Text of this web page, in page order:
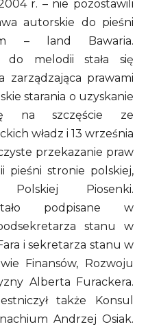
r. – nie pozostawili
autorskie do pieśni
– land Bawaria.
do melodii stała się
zarządzająca prawami
starania o uzyskanie
na szczęście ze
władz i 13 września
przekazanie praw
pieśni stronie polskiej,
Piosenki.
podpisane w
stanu w
i sekretarza stanu w
Finansów, Rozwoju
Alberta Furackera.
także Konsul
Andrzej Osiak.